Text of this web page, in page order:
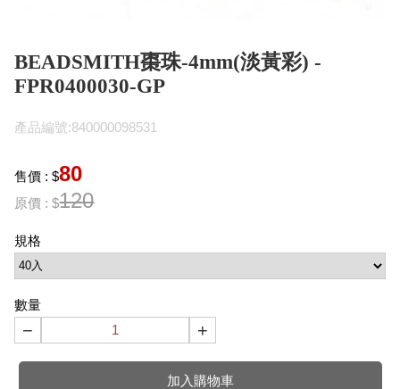
BEADSMITH棗珠-4mm(淡黃彩) -
FPR0400030-GP
產品編號:840000098531
售價 : $80
原價 : $120
規格
數量
− +
加入購物車